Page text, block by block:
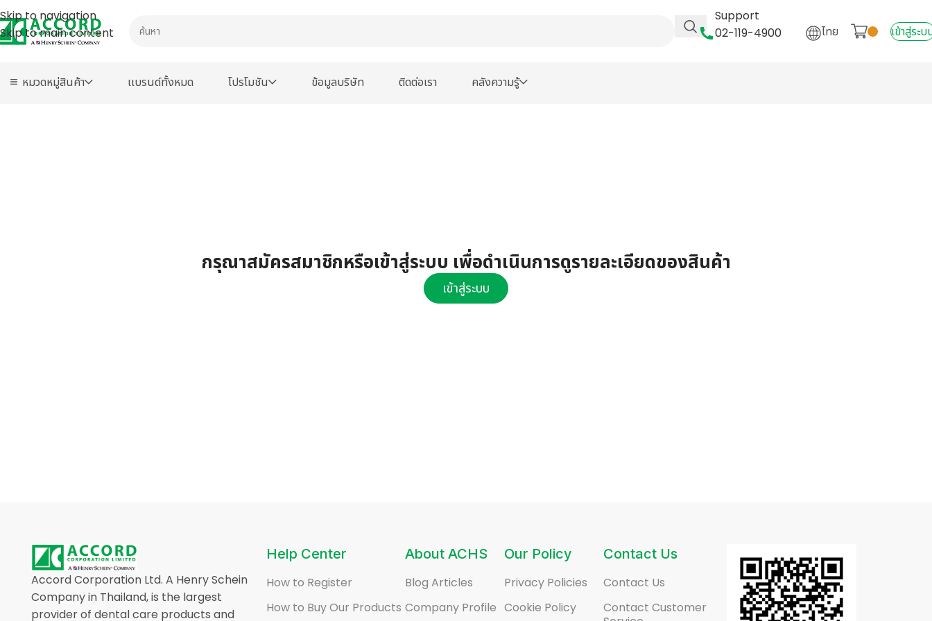
Skip to navigation
Skip to main content
Support
02-119-4900
ไทย เข้าสู่ระบ
หมวดหมู่สินค้า เเบรนด์ทั้งหมด โปรโมชัน ข้อมูลบริษัท ติดต่อเรา คลังความรู้
กรุณาสมัครสมาชิกหรือเข้าสู่ระบบ เพื่อดำเนินการดูรายละเอียดของสินค้า
เข้าสู่ระบบ
Accord Corporation Ltd. A Henry Schein
Company in Thailand, is the largest
provider of dental care products and
Help Center
How to Register
How to Buy Our Products
About ACHS
Blog Articles
Company Profile
Our Policy
Privacy Policies
Cookie Policy
Contact Us
Contact Us
Contact Customer